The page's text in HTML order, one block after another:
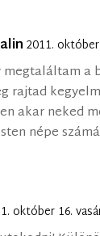
2011.
a
rajtad
akar neked
népe
október 16.